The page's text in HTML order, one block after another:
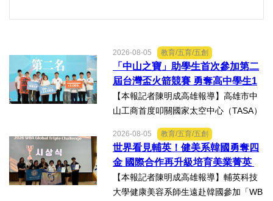
2026-08-05 教育/五育/五創
「中山之寶」助學生首次參加第二
屆台灣盃火箭競賽 勇奪高中學生1
K組亞軍
【本報記者陳明成高雄報導】高雄市中
山工商首度叩關國家太空中心（TASA）
主辦的「2026第二屆台灣盃火箭競賽，
一路過關斬將，順利完成火箭發射，並
將全箭完整回收，勇奪高中學生1K組亞
軍，表現亮眼。陳國清...
2026-08-05 教育/五育/五創
世界看見輔英！健美系韓國勇奪四
金 國際合作再升級培育美業菁英
【本報記者陳明成高雄報導】輔英科技
大學健康美容系師生遠赴韓國參加「WB